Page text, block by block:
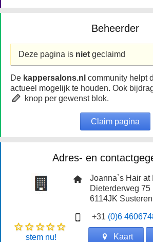
Beheerder
Deze pagina is niet geclaimd
De kappersalons.nl community helpt
actueel mogelijk te houden. Ook
knop per gewenst blok.
Claim pagina
Adres- en
Joanna`s Hair at
Dieterderweg 75
6114JK Susteren
+31 (0)6
stem nu! Kaart